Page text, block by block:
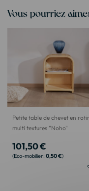
Vous pourriez
Petite table de chevet en
multi textures "Noho"
101,50 €
0,50 €